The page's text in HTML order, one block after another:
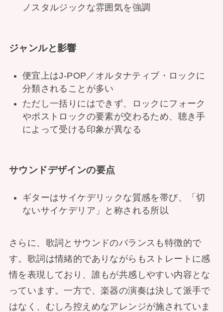
ノスタルジックな雰囲気を強調
ジャンルと影響
便宜上はJ-POP／オルタナティブ・ロックに
分類されることが多い
ただし一括りにはできず、ロックにフォーク
やポストロックの要素が交わるため、聴き手
によって受ける印象が異なる
サウンドデザインの要点
ギターはサイケデリックな質感を帯び、「切
ないサイケデリア」と称される所以
さらに、歌詞とサウンドのバランスも特徴的で
す。歌詞は情緒的でありながらもストレートに感
情を表現しており、誰もが共感しやすい内容とな
っています。一方で、楽器の演奏は決して派手で
はなく、むしろ控えめなアレンジが施されていま